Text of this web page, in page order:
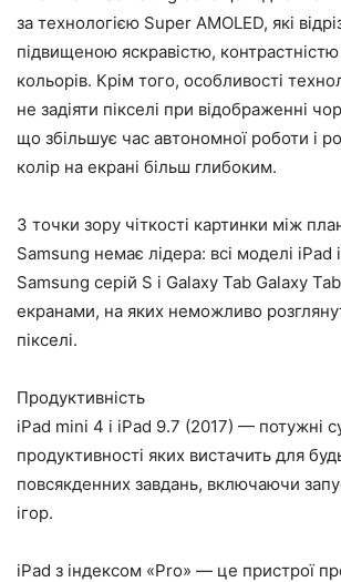
за технологією Super AMOLED, які
підвищеною яскравістю,
кольорів. Крім того, особливості
не задіяти пікселі при відображенні
що збільшує час автономної роботи і
колір на екрані більш глибоким.
З точки зору чіткості картинки між
Samsung немає лідера: всі моделі iPad
Samsung серій S і Galaxy Tab Galaxy
екранами, на яких неможливо
пікселі.
Продуктивність
iPad mini 4 і iPad 9.7 (2017) — потужні
продуктивності яких вистачить для
повсякденних завдань, включаючи
ігор.
iPad з індексом «Pro» — це пристрої